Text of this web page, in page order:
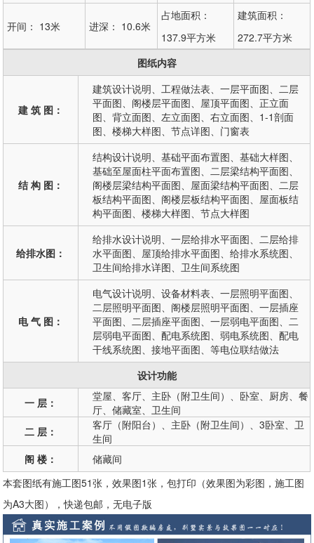
开间： 13米 进深： 10.6米
占地面积：
137.9平方米
建筑面积：
272.7平方米
图纸内容
建 筑 图：
建筑设计说明、工程做法表、一层平面图、二层
平面图、阁楼层平面图、屋顶平面图、正立面
图、背立面图、左立面图、右立面图、1-1剖面
图、楼梯大样图、节点详图、门窗表
结 构 图：
结构设计说明、基础平面布置图、基础大样图、
基础至屋面柱平面布置图、二层梁结构平面图、
阁楼层梁结构平面图、屋面梁结构平面图、二层
板结构平面图、阁楼层板结构平面图、屋面板结
构平面图、楼梯大样图、节点大样图
给排水图：
给排水设计说明、一层给排水平面图、二层给排
水平面图、屋顶给排水平面图、给排水系统图、
卫生间给排水详图、卫生间系统图
电 气 图：
电气设计说明、设备材料表、一层照明平面图、
二层照明平面图、阁楼层照明平面图、一层插座
平面图、二层插座平面图、一层弱电平面图、二
层弱电平面图、配电系统图、弱电系统图、配电
干线系统图、接地平面图、等电位联结做法
设计功能
一 层：
堂屋、客厅、主卧（附卫生间）、卧室、厨房、餐
厅、储藏室、卫生间
二 层：
客厅（附阳台）、主卧（附卫生间）、3卧室、卫
生间
阁 楼：
储藏间
本套图纸有施工图51张，效果图1张，包打印（效果图为彩图，施工图
为A3大图），快递包邮，无电子版